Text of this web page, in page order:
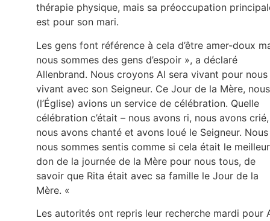
thérapie physique, mais sa préoccupation
est pour son mari.
Les gens font référence à cela d’être amer-doux
nous sommes des gens d’espoir », a déclaré
Allenbrand. Nous croyons Al sera vivant pour nous
vivant avec son Seigneur. Ce Jour de la Mère, nous
(l’Église) avions un service de célébration. Quelle
célébration c’était – nous avons ri, nous avons crié,
nous avons chanté et avons loué le Seigneur. Nous
nous sommes sentis comme si cela était le meilleur
don de la journée de la Mère pour nous tous, de
savoir que Rita était avec sa famille le Jour de la
Mère. «
Les autorités ont repris leur recherche mardi pour